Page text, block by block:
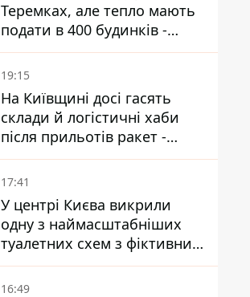
Теремках, але тепло мають
подати в 400 будинків -
депутатка Київради
19:15
На Київщині досі гасять
склади й логістичні хаби
після прильотів ракет -
ДСНС
17:41
У центрі Києва викрили
одну з наймасштабніших
туалетних схем з фіктивним
будинком
16:49